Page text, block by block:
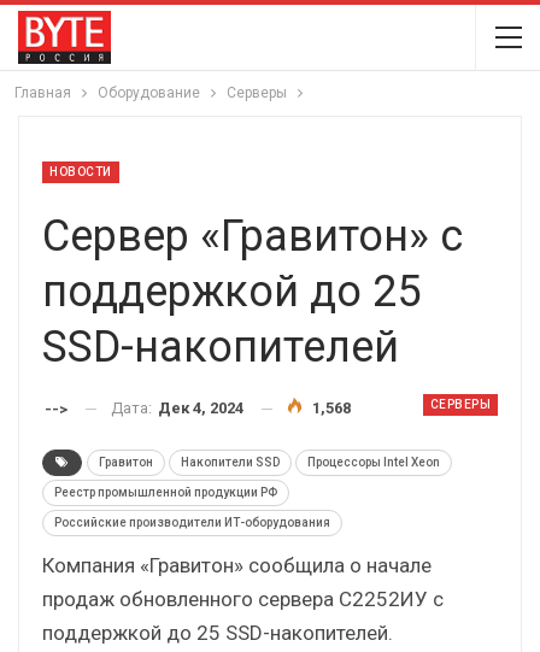
Главная Оборудование Серверы
НОВОСТИ
Сервер «Гравитон» с
поддержкой до 25
SSD-накопителей
СЕРВЕРЫ
--> Дата: Дек 4, 2024 1,568
Гравитон Накопители SSD Процессоры Intel Xeon
Реестр промышленной продукции РФ
Российские производители ИТ-оборудования
Компания «Гравитон» сообщила о начале
продаж обновленного сервера С2252ИУ с
поддержкой до 25 SSD-накопителей.